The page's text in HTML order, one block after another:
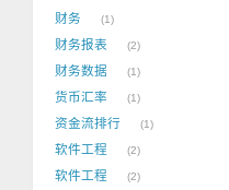
财务 1
财务报表 2
财务数据 1
货币汇率 1
资金流排行 1
软件工程 2
软件工程 2